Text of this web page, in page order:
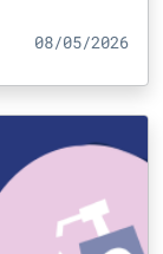
08/05/2026